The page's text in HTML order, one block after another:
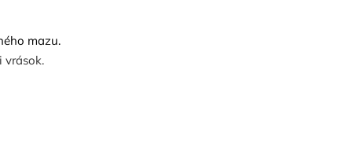
mazu.
vrások.